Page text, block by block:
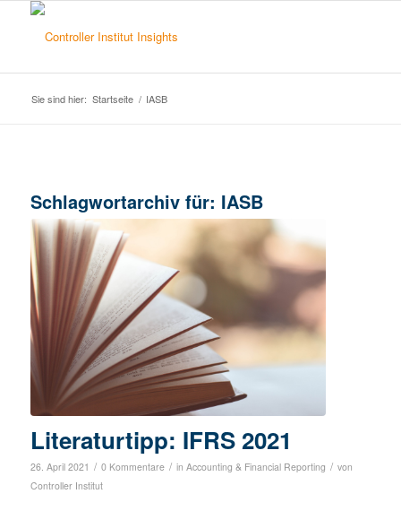
Sie sind hier: Startseite / IASB
Schlagwortarchiv für: IASB
Literaturtipp: IFRS 2021
26. April 2021 / 0 Kommentare / in Accounting & Financial Reporting / von
Controller Institut